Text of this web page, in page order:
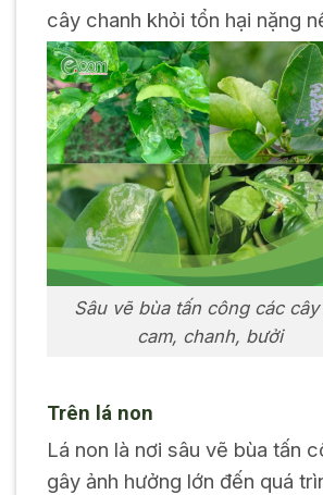
cây chanh khỏi tổn hại nặng
Sâu vẽ bùa tấn công các cây
cam, chanh, bưởi
Trên lá non
Lá non là nơi sâu vẽ bùa tấn
gây ảnh hưởng lớn đến quá